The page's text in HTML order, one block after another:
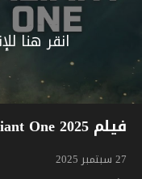
انقر هنا
فيلم Valiant One 2025 مترجم
27 سبتمبر 2025